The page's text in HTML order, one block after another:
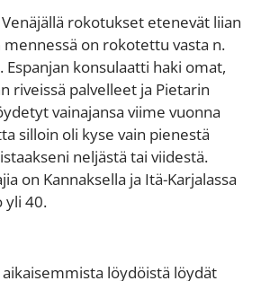
rokotukset etenevät liian
mennessä on rokotettu vasta n.
Espanjan konsulaatti haki omat,
riveissä palvelleet ja Pietarin
vainajansa viime vuonna
silloin oli kyse vain pienestä
neljästä tai viidestä.
on Kannaksella ja Itä-Karjalassa
yli 40.
löydöistä löydät